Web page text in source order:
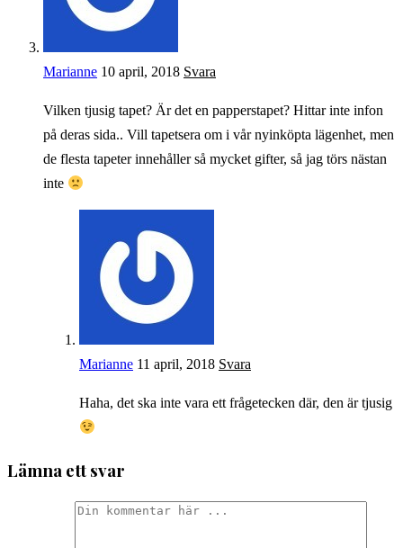
Marianne 10 april, 2018 Svara
Vilken tjusig tapet? Är det en papperstapet? Hittar inte infon
på deras sida.. Vill tapetsera om i vår nyinköpta lägenhet, men
de flesta tapeter innehåller så mycket gifter, så jag törs nästan
inte
Marianne 11 april, 2018 Svara
Haha, det ska inte vara ett frågetecken där, den är tjusig
Lämna ett svar